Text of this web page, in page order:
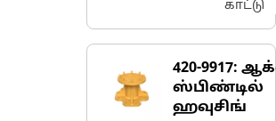
இன்வோலூட்
ஸ்ப்லைன்
காட்டு
420-9917:
ஸ்பிண்டில்
ஹவுசிங்